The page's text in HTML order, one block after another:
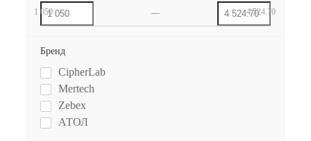
1 050 4 524.70
Бренд
CipherLab
Mertech
Zebex
АТОЛ